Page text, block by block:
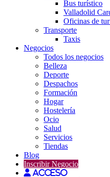
Bus turístico
Valladolid
Oficinas de
Transporte
Taxis
Negocios
Todos los negocios
Belleza
Deporte
Despachos
Formación
Hogar
Hostelería
Ocio
Salud
Servicios
Tiendas
Blog
Inscribir Negocio
Acceso